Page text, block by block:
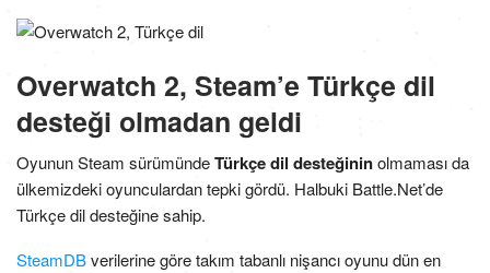
Overwatch 2, Steam’e Türkçe dil
desteği olmadan geldi
Oyunun Steam sürümündeTürkçe dil desteğininolmaması da
ülkemizdeki oyunculardan tepki gördü. Halbuki Battle.Net’de
Türkçe dil desteğine sahip.
SteamDBverilerine göre takım tabanlı nişancı oyunu dün en